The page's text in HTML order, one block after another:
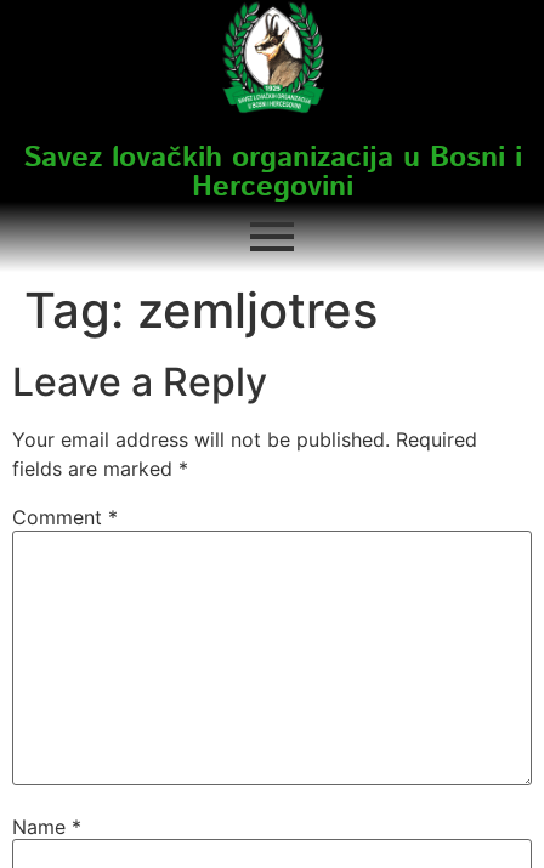
Savez lovačkih organizacija u Bosni i
Hercegovini
Tag: zemljotres
Leave a Reply
Your email address will not be published. Required
fields are marked *
Comment *
Name *